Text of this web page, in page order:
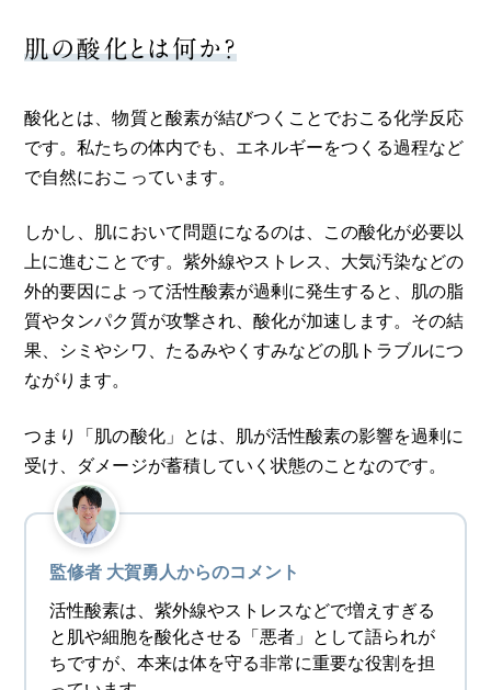
肌の酸化とは何か？
酸化とは、物質と酸素が結びつくことでおこる化学反応
です。私たちの体内でも、エネルギーをつくる過程など
で自然におこっています。
しかし、肌において問題になるのは、この酸化が必要以
上に進むことです。紫外線やストレス、大気汚染などの
外的要因によって活性酸素が過剰に発生すると、肌の脂
質やタンパク質が攻撃され、酸化が加速します。その結
果、シミやシワ、たるみやくすみなどの肌トラブルにつ
ながります。
つまり「肌の酸化」とは、肌が活性酸素の影響を過剰に
受け、ダメージが蓄積していく状態のことなのです。
監修者 大賀勇人からのコメント
活性酸素は、紫外線やストレスなどで増えすぎる
と肌や細胞を酸化させる「悪者」として語られが
ちですが、本来は体を守る非常に重要な役割を担